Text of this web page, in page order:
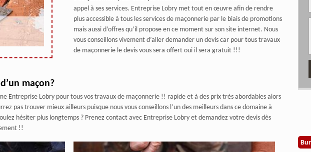
appel à ses services. Entreprise Lobry met tout en œuvre afin de rendre
plus accessible à tous les services de maçonnerie par le biais de promotions
mais aussi d’offres qu’il propose en ce moment sur son site internet. Nous
vous conseillons vivement d’aller demander un devis car pour tous travaux
de maçonnerie le devis vous sera offert oui il sera gratuit !!!
maçon?
Entreprise Lobry pour tous vos travaux de maçonnerie !! rapide et à des prix très abordables alors
pas trouver mieux ailleurs puisque nous vous conseillons l’un des meilleurs dans ce domaine à
hésiter plus longtemps ? Prenez contact avec Entreprise Lobry et demandez votre devis dès
!!